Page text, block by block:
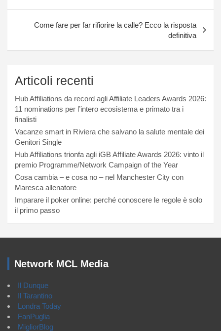
Come fare per far rifiorire la calle? Ecco la risposta
definitiva
Articoli recenti
Hub Affiliations da record agli Affiliate Leaders Awards 2026:
11 nominations per l’intero ecosistema e primato tra i
finalisti
Vacanze smart in Riviera che salvano la salute mentale dei
Genitori Single
Hub Affiliations trionfa agli iGB Affiliate Awards 2026: vinto il
premio Programme/Network Campaign of the Year
Cosa cambia – e cosa no – nel Manchester City con
Maresca allenatore
Imparare il poker online: perché conoscere le regole è solo
il primo passo
Network MCL Media
Il Dunque
Il Tarantino
Londra Today
FanPuglia
MigliorBlog